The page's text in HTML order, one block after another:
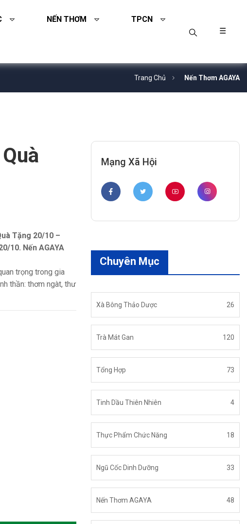
NẾN THƠM TPCN
☰
Trang Chủ Nến Thơm AGAYA
Tặng 20/10 –
10. Nến AGAYA
trọng trong gia
thần: thơm ngàt, thư
Mạng Xã Hội
Chuyên Mục
Xà Bông Thảo Dược 26
Trà Mát Gan 120
Tổng Hợp 73
Tinh Dầu Thiên Nhiên 4
Thực Phẩm Chức Năng 18
Ngũ Cốc Dinh Dưỡng 33
Nến Thơm AGAYA 48